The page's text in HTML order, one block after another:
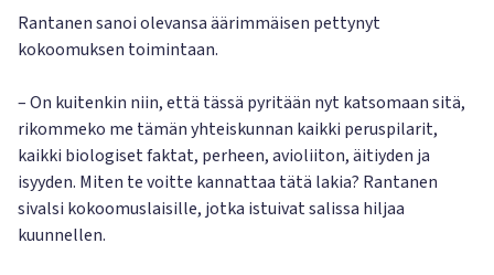
Rantanen sanoi olevansa äärimmäisen pettynyt
kokoomuksen toimintaan.
– On kuitenkin niin, että tässä pyritään nyt katsomaan sitä,
rikommeko me tämän yhteiskunnan kaikki peruspilarit,
kaikki biologiset faktat, perheen, avioliiton, äitiyden ja
isyyden. Miten te voitte kannattaa tätä lakia? Rantanen
sivalsi kokoomuslaisille, jotka istuivat salissa hiljaa
kuunnellen.